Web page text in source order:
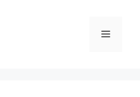
Menu